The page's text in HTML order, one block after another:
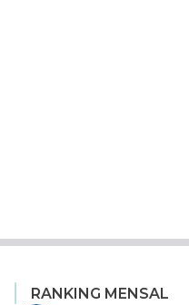
RANKING MENSAL